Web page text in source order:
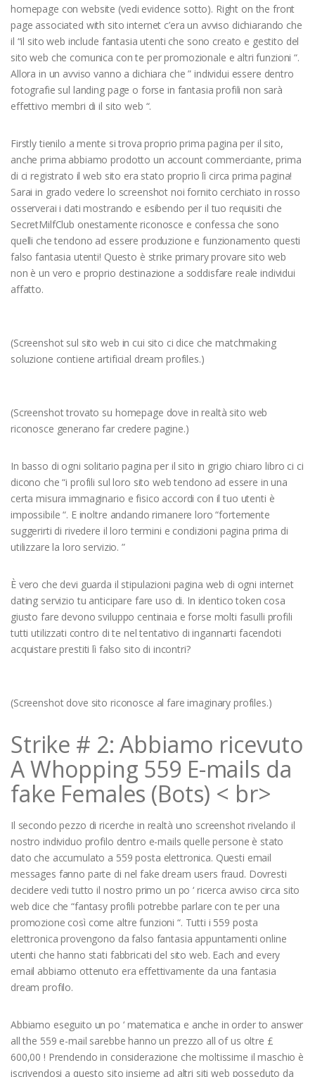
homepage con website (vedi evidence sotto). Right on the front
page associated with sito internet c’era un avviso dichiarando che
il “il sito web include fantasia utenti che sono creato e gestito del
sito web che comunica con te per promozionale e altri funzioni “.
Allora in un avviso vanno a dichiara che ” individui essere dentro
fotografie sul landing page o forse in fantasia profili non sarà
effettivo membri di il sito web “.
Firstly tienilo a mente si trova proprio prima pagina per il sito,
anche prima abbiamo prodotto un account commerciante, prima
di ci registrato il web sito era stato proprio lì circa prima pagina!
Sarai in grado vedere lo screenshot noi fornito cerchiato in rosso
osserverai i dati mostrando e esibendo per il tuo requisiti che
SecretMilfClub onestamente riconosce e confessa che sono
quelli che tendono ad essere produzione e funzionamento questi
falso fantasia utenti! Questo è strike primary provare sito web
non è un vero e proprio destinazione a soddisfare reale individui
affatto.
(Screenshot sul sito web in cui sito ci dice che matchmaking
soluzione contiene artificial dream profiles.)
(Screenshot trovato su homepage dove in realtà sito web
riconosce generano far credere pagine.)
In basso di ogni solitario pagina per il sito in grigio chiaro libro ci ci
dicono che “i profili sul loro sito web tendono ad essere in una
certa misura immaginario e fisico accordi con il tuo utenti è
impossibile “. E inoltre andando rimanere loro “fortemente
suggerirti di rivedere il loro termini e condizioni pagina prima di
utilizzare la loro servizio. ”
È vero che devi guarda il stipulazioni pagina web di ogni internet
dating servizio tu anticipare fare uso di. In identico token cosa
giusto fare devono sviluppo centinaia e forse molti fasulli profili
tutti utilizzati contro di te nel tentativo di ingannarti facendoti
acquistare prestiti lì falso sito di incontri?
(Screenshot dove sito riconosce al fare imaginary profiles.)
Strike # 2: Abbiamo ricevuto
A Whopping 559 E-mails da
fake Females (Bots) < br>
Il secondo pezzo di ricerche in realtà uno screenshot rivelando il
nostro individuo profilo dentro e-mails quelle persone è stato
dato che accumulato a 559 posta elettronica. Questi email
messages fanno parte di nel fake dream users fraud. Dovresti
decidere vedi tutto il nostro primo un po ‘ ricerca avviso circa sito
web dice che “fantasy profili potrebbe parlare con te per una
promozione così come altre funzioni “. Tutti i 559 posta
elettronica provengono da falso fantasia appuntamenti online
utenti che hanno stati fabbricati del sito web. Each and every
email abbiamo ottenuto era effettivamente da una fantasia
dream profilo.
Abbiamo eseguito un po ‘ matematica e anche in order to answer
all the 559 e-mail sarebbe hanno un prezzo all of us oltre £
600,00! Prendendo in considerazione che moltissime il maschio è
iscrivendosi a questo sito insieme ad altri siti web posseduto da